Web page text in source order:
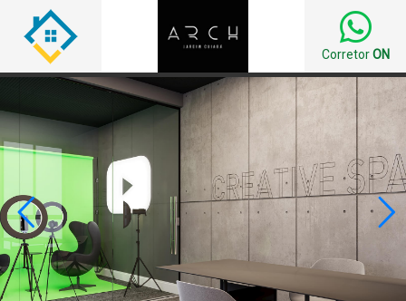
CorretorON
 